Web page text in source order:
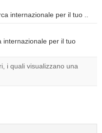
internazionale per il tuo ..
internazionale per il tuo
i quali visualizzano una